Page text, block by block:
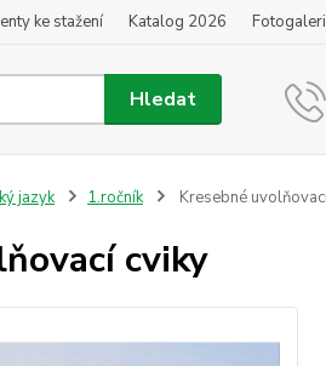
ke stažení Katalog 2026
Hledat
jazyk 1.ročník Kresebné
cviky